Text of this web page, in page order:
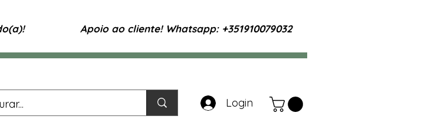
Apoio ao cliente! Whatsapp: +351910079032
Login